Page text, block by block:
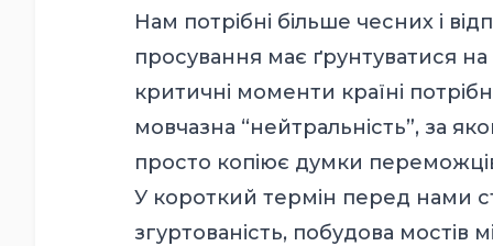
Нам потрібні більше чесних і
просування має ґрунтуватися на
критичні моменти країні
мовчазна “нейтральність”, за
просто копіює думки
У короткий термін перед нами
згуртованість, побудова